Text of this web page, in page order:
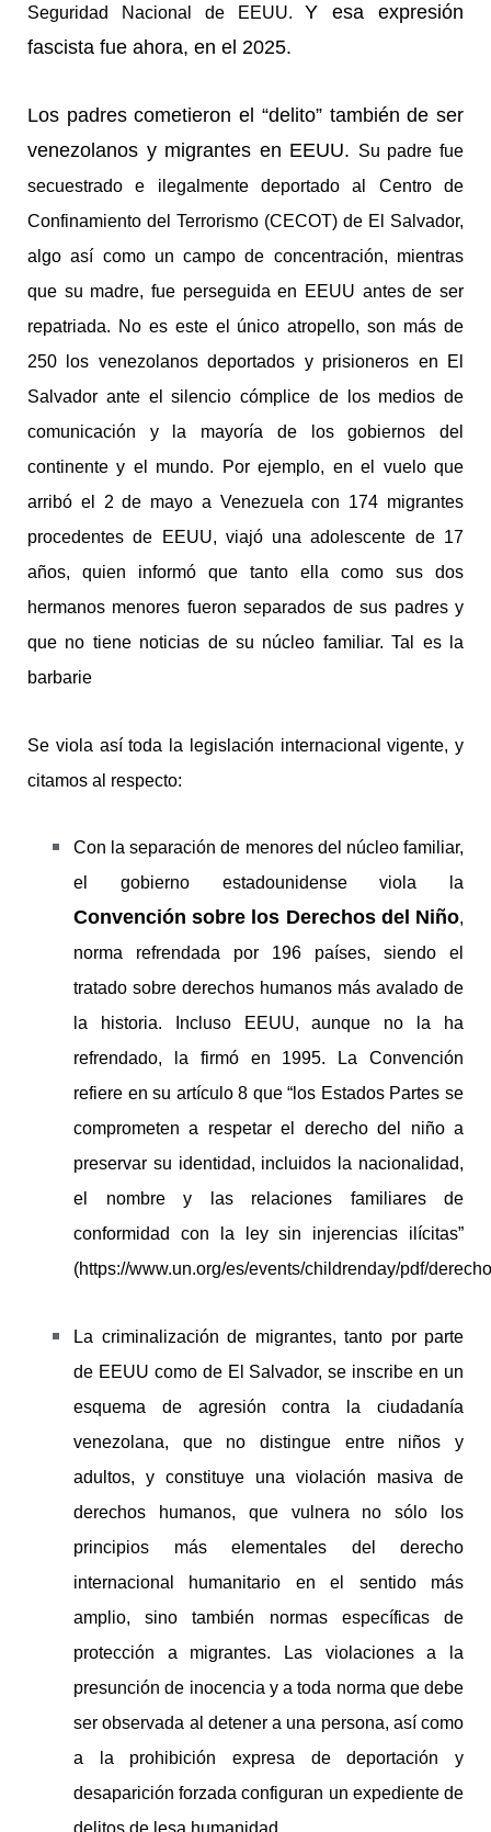
Seguridad Nacional de EEUU.Y esa expresión
fascista fue ahora, en el 2025.
Los padres cometieron el “delito” también de ser
venezolanos y migrantes en EEUU. Su padre fue
secuestrado e ilegalmente deportado al Centro de
Confinamiento del Terrorismo (CECOT) de El Salvador,
algo así como un campo de concentración, mientras
que su madre, fue perseguida en EEUU antes de ser
repatriada. No es este el único atropello, son más de
250 los venezolanos deportados y prisioneros en El
Salvador ante el silencio cómplice de los medios de
comunicación y la mayoría de los gobiernos del
continente y el mundo. Por ejemplo, en el vuelo que
arribó el 2 de mayo a Venezuela con 174 migrantes
procedentes de EEUU, viajó una adolescente de 17
años, quien informó que tanto ella como sus dos
hermanos menores fueron separados de sus padres y
que no tiene noticias de su núcleo familiar. Tal es la
barbarie
Se viola así toda la legislación internacional vigente, y
citamos al respecto:
Con la separación de menores del núcleo familiar,
el gobierno estadounidense viola la
Convención sobre los Derechos del Niño,
norma refrendada por 196 países, siendo el
tratado sobre derechos humanos más avalado de
la historia. Incluso EEUU, aunque no la ha
refrendado, la firmó en 1995. La Convención
refiere en su artículo 8 que “los Estados Partes se
comprometen a respetar el derecho del niño a
preservar su identidad, incluidos la nacionalidad,
el nombre y las relaciones familiares de
conformidad con la ley sin injerencias ilícitas”
(https://www.un.org/es/events/childrenday/pdf/
La criminalización de migrantes, tanto por parte
de EEUU como de El Salvador, se inscribe en un
esquema de agresión contra la ciudadanía
venezolana, que no distingue entre niños y
adultos, y constituye una violación masiva de
derechos humanos, que vulnera no sólo los
principios más elementales del derecho
internacional humanitario en el sentido más
amplio, sino también normas específicas de
protección a migrantes. Las violaciones a la
presunción de inocencia y a toda norma que debe
ser observada al detener a una persona, así como
a la prohibición expresa de deportación y
desaparición forzada configuran un expediente de
delitos de lesa humanidad.